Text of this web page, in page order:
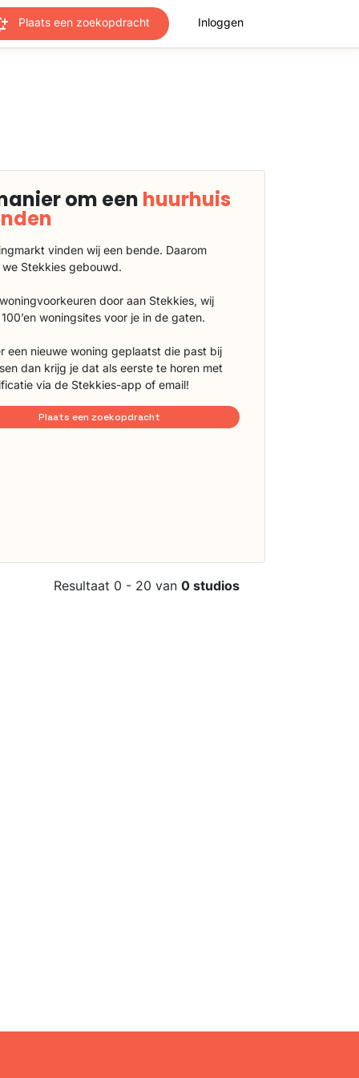
Plaats een zoekopdracht Inloggen
om een huurhuis
vinden wij een bende. Daarom
Stekkies gebouwd.
door aan Stekkies, wij
woningsites voor je in de gaten.
een nieuwe woning geplaatst die past bij
dan krijg je dat als eerste te horen met
via de Stekkies-app of email!
Plaats een zoekopdracht
Resultaat 0 - 20 van 0 studios